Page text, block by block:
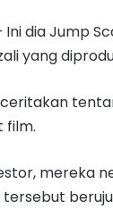
Ini dia Jump
yang
film.
mereka
tersebut